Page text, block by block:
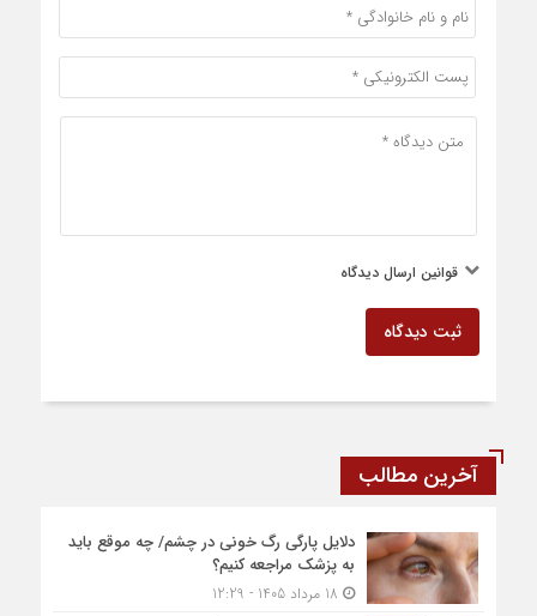
قوانین ارسال دیدگاه
ثبت دیدگاه
آخرین مطالب
دلایل پارگی رگ خونی در چشم/ چه موقع باید
به پزشک مراجعه کنیم؟